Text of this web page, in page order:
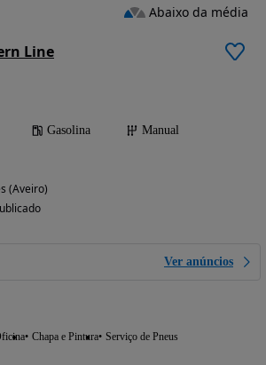
Line
Gasolina
Manual
(Aveiro)
Ver anúncios
Chapa e Pintura Serviço de Pneus
Abaixo da média